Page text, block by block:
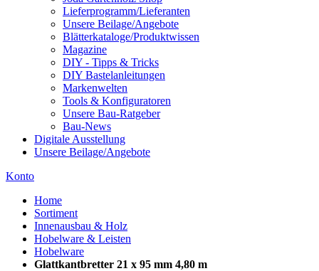
Lieferprogramm/Lieferanten
Unsere Beilage/Angebote
Blätterkataloge/Produktwissen
Magazine
DIY - Tipps & Tricks
DIY Bastelanleitungen
Markenwelten
Tools & Konfiguratoren
Unsere Bau-Ratgeber
Bau-News
Digitale Ausstellung
Unsere Beilage/Angebote
Konto
Home
Sortiment
Innenausbau & Holz
Hobelware & Leisten
Hobelware
Glattkantbretter 21 x 95 mm 4,80 m